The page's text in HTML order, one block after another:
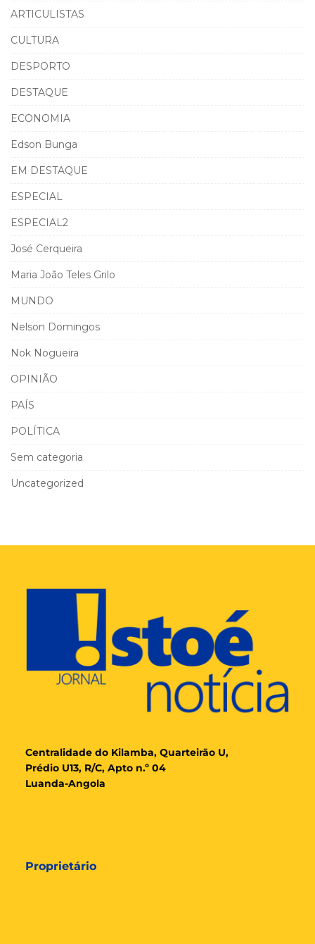
ARTICULISTAS
CULTURA
DESPORTO
DESTAQUE
ECONOMIA
Edson Bunga
EM DESTAQUE
ESPECIAL
ESPECIAL2
José Cerqueira
Maria João Teles Grilo
MUNDO
Nelson Domingos
Nok Nogueira
OPINIÃO
PAÍS
POLÍTICA
Sem categoria
Uncategorized
Centralidade do Kilamba, Quarteirão U,
Prédio U13, R/C, Apto n.º 04
Luanda-Angola
Proprietário